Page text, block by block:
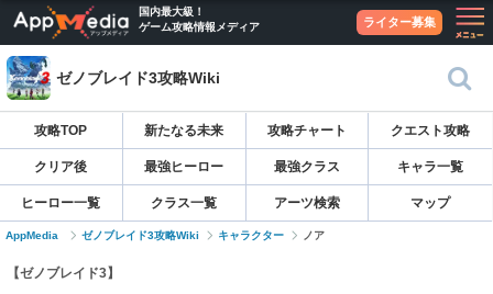
国内最大級！
ゲーム攻略情報メディア
ライター募集
ゼノブレイド3攻略Wiki
攻略TOP 新たなる未来 攻略チャート クエスト攻略
クリア後 最強ヒーロー 最強クラス キャラ一覧
ヒーロー一覧 クラス一覧 アーツ検索 マップ
AppMedia ゼノブレイド3攻略Wiki キャラクター ノア
【ゼノブレイド3】